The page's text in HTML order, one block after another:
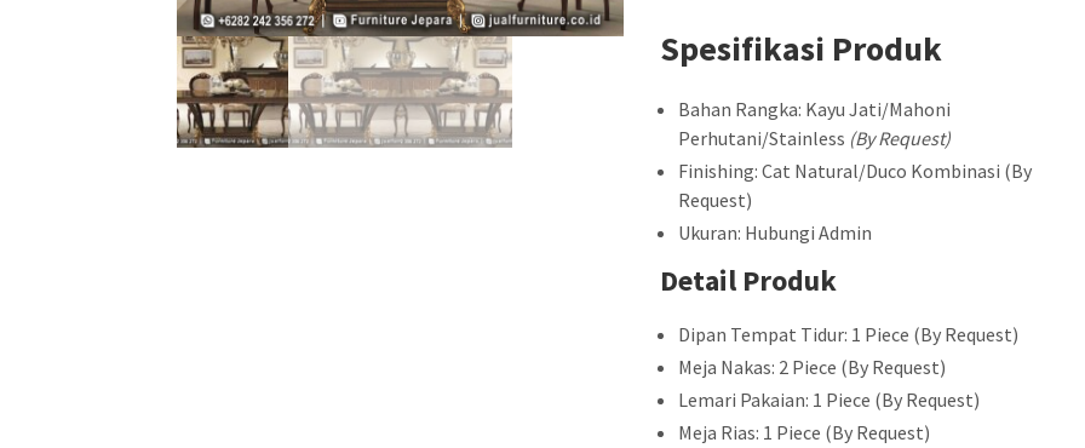
Spesifikasi Produk
Bahan Rangka: Kayu Jati/Mahoni
Perhutani/Stainless (By Request)
Finishing: Cat Natural/Duco Kombinasi (By
Request)
Ukuran: Hubungi Admin
Detail Produk
Dipan Tempat Tidur: 1 Piece (By Request)
Meja Nakas: 2 Piece (By Request)
Lemari Pakaian: 1 Piece (By Request)
Meja Rias: 1 Piece (By Request)